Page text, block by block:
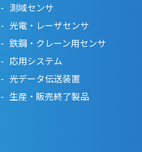
測域センサ
光電・レーザセンサ
鉄鋼・クレーン用センサ
応用システム
光データ伝送装置
生産・販売終了製品